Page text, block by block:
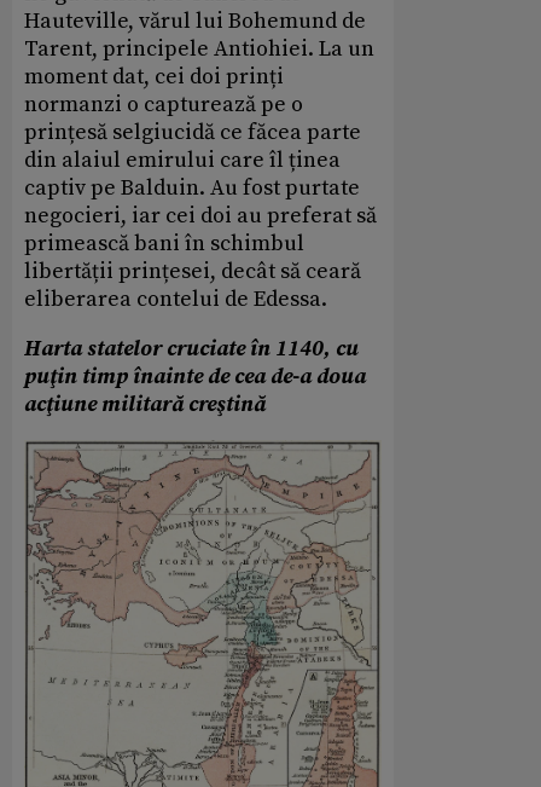
Hauteville, vărul lui Bohemund de
Tarent, principele Antiohiei. La un
moment dat, cei doi prinți
normanzi o capturează pe o
prințesă selgiucidă ce făcea parte
din alaiul emirului care îl ținea
captiv pe Balduin. Au fost purtate
negocieri, iar cei doi au preferat să
primească bani în schimbul
libertății prințesei, decât să ceară
eliberarea contelui de Edessa.
Harta statelor cruciate în 1140, cu
puţin timp înainte de cea de-a doua
acţiune militară creştină